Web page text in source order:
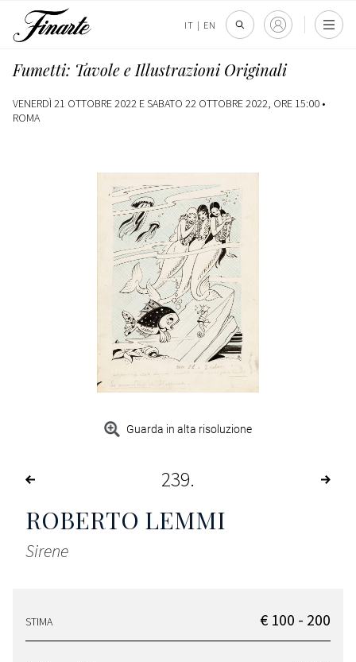
IT | EN
Fumetti: Tavole e Illustrazioni Originali
VENERDÌ 21 OTTOBRE 2022 E SABATO 22 OTTOBRE 2022, ORE 15:00 •
ROMA
Guarda in alta risoluzione
239
ROBERTO LEMMI
Sirene
STIMA € 100 - 200